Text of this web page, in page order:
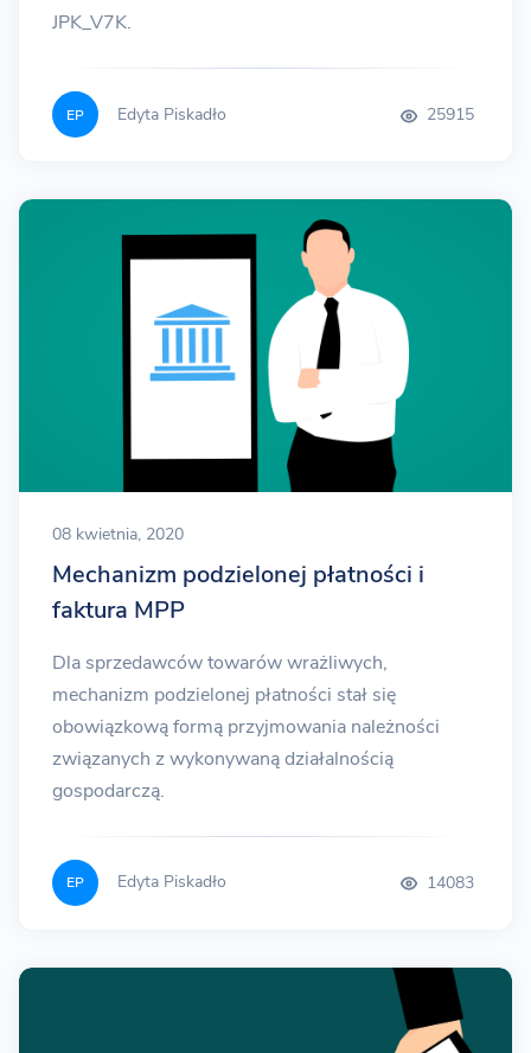
JPK_V7K.
EP Edyta Piskadło 25915
08 kwietnia, 2020
Mechanizm podzielonej płatności i
faktura MPP
Dla sprzedawców towarów wrażliwych,
mechanizm podzielonej płatności stał się
obowiązkową formą przyjmowania należności
związanych z wykonywaną działalnością
gospodarczą.
EP Edyta Piskadło 14083